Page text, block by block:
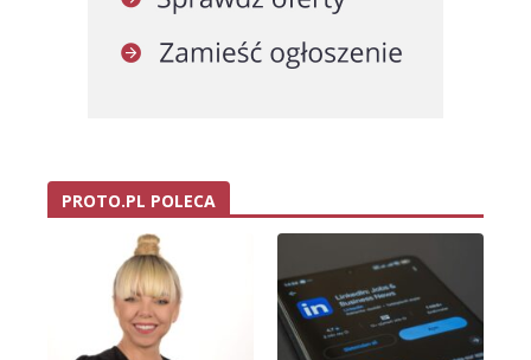
PROTO.PL POLECA